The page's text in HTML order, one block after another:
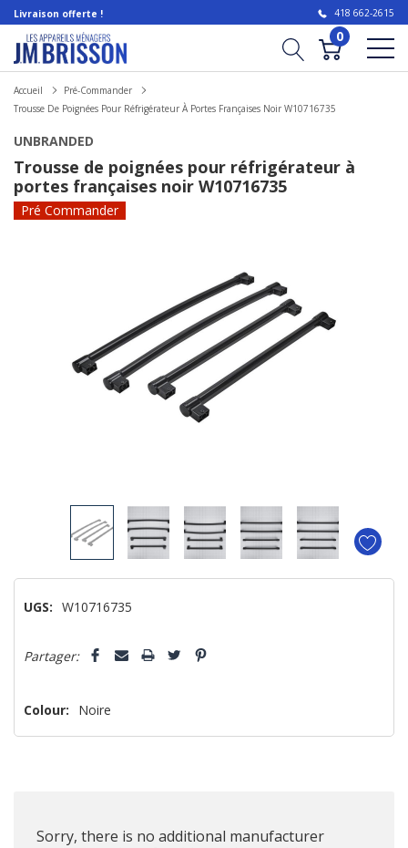
Livraison offerte ! 418 662-2615
0
Accueil
Pré-Commander
Trousse De Poignées Pour Réfrigérateur À Portes Françaises Noir W10716735
UNBRANDED
Trousse de poignées pour réfrigérateur à
portes françaises noir W10716735
Pré Commander
UGS: W10716735
vous!
n’en
reste
Partager:
Colour: Noire
Sorry, there is no additional manufacturer